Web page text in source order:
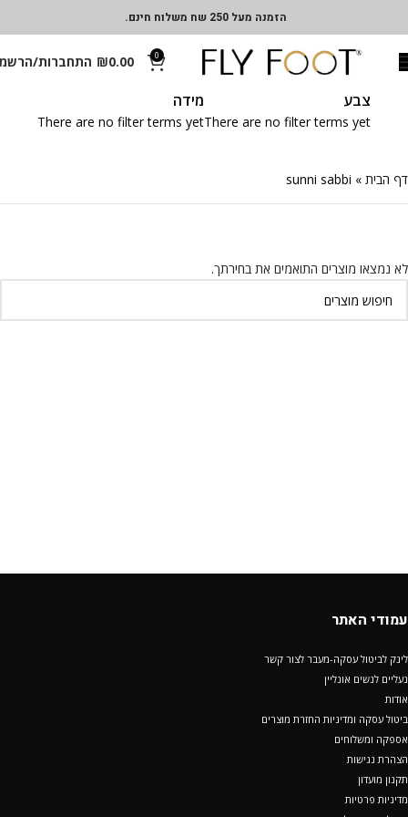
הזמנה מעל 250 שח משלוח חינם.
0
₪0.00 התחברות/
צבע
There are no filter terms yet
מידה
There are no filter terms yet
דף הבית »
sunni sabbi
לא נמצאו מוצרים התואמים את בחירתך.
עמודי האתר
לינק לביטול עסקה-מעבר לצור קשר
נעליים לנשים אונליין
אודות
ביטול עסקה ומדיניות החזרת מוצרים
אספקה ומשלוחים
הצהרת נגישות
תקנון מועדון
מדיניות פרטיות